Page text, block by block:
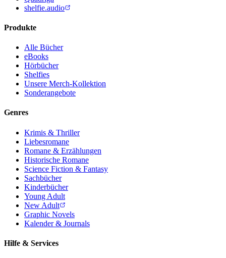
shelfie.audio
Produkte
Alle Bücher
eBooks
Hörbücher
Shelfies
Unsere Merch-Kollektion
Sonderangebote
Genres
Krimis & Thriller
Liebesromane
Romane & Erzählungen
Historische Romane
Science Fiction & Fantasy
Sachbücher
Kinderbücher
Young Adult
New Adult
Graphic Novels
Kalender & Journals
Hilfe & Services